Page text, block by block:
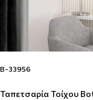
B-33956
Ταπετσαρία Τοίχου